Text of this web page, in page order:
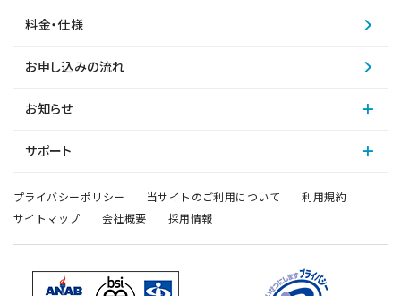
料金・仕様
お申し込みの流れ
お知らせ
サポート
プライバシーポリシー 当サイトのご利用について
利用規約
サイトマップ
会社概要 採用情報